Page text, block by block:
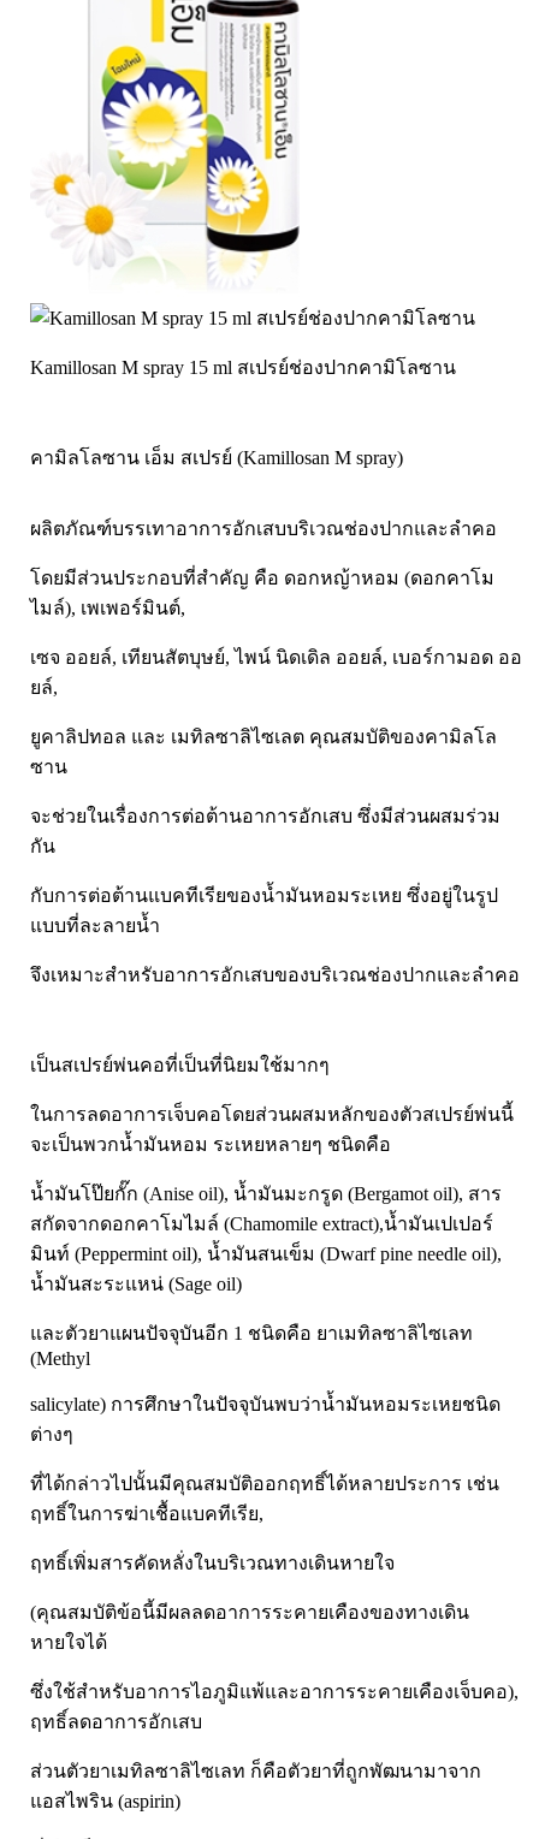
เพื่อสุขภาพ
สายตา
สมอง ความจำ น้ำมันปลา
เส้นผม
Beta Glucan
กล้ามเนื้อ เพาะกาย
สำหรับท่านชาย
จุดซ่อนเร้นผู้หญิง
Nutrakal นูทราแคล
Caltrate Calcium
PHARMA NORD
HARRIS
NEOCA
Organic's Herbs
Laurance ลอเรนซ์
HerBlanc เฮอบลัง
Amsel
Pharmahof
Preme nobu
Eucerin ยูเซอรีน
Hi-balanz
La Roche-Posay
Galderma
Stiefel
แบรนด์ซูปไก่เม็ด
Vpure
Kamillosan M spray 15 ml สเปรย์ช่องปากคามิโลซาน
คามิลโลซาน เอ็ม สเปรย์ (Kamillosan M spray)
ผลิตภัณฑ์บรรเทาอาการอักเสบบริเวณช่องปากและลำคอ
โดยมีส่วนประกอบที่สำคัญ คือ ดอกหญ้าหอม (ดอกคาโม
ไมล์), เพเพอร์มินต์,
เซจ ออยล์, เทียนสัตบุษย์, ไพน์ นิดเดิล ออยล์, เบอร์กามอด ออ
ยล์,
ยูคาลิปทอล และ เมทิลซาลิไซเลต คุณสมบัติของคามิลโล
ซาน
จะช่วยในเรื่องการต่อต้านอาการอักเสบ ซึ่งมีส่วนผสมร่วม
กัน
กับการต่อต้านแบคทีเรียของน้ำมันหอมระเหย ซึ่งอยู่ในรูป
แบบที่ละลายน้ำ
จึงเหมาะสำหรับอาการอักเสบของบริเวณช่องปากและลำคอ
เป็นสเปรย์พ่นคอที่เป็นที่นิยมใช้มากๆ
ในการลดอาการเจ็บคอโดยส่วนผสมหลักของตัวสเปรย์พ่นนี้
จะเป็นพวกน้ำมันหอม ระเหยหลายๆ ชนิดคือ
น้ำมันโป๊ยกั๊ก (Anise oil), น้ำมันมะกรูด (Bergamot oil), สาร
สกัดจากดอกคาโมไมล์ (Chamomile extract),น้ำมันเปเปอร์
มินท์ (Peppermint oil), น้ำมันสนเข็ม (Dwarf pine needle oil),
น้ำมันสะระแหน่ (Sage oil)
และตัวยาแผนปัจจุบันอีก 1 ชนิดคือ ยาเมทิลซาลิไซเลท
(Methyl
salicylate) การศึกษาในปัจจุบันพบว่าน้ำมันหอมระเหยชนิด
ต่างๆ
ที่ได้กล่าวไปนั้นมีคุณสมบัติออกฤทธิ์ได้หลายประการ เช่น
ฤทธิ์ในการฆ่าเชื้อแบคทีเรีย,
ฤทธิ์เพิ่มสารคัดหลั่งในบริเวณทางเดินหายใจ
(คุณสมบัติข้อนี้มีผลลดอาการระคายเคืองของทางเดิน
หายใจได้
ซึ่งใช้สำหรับอาการไอภูมิแพ้และอาการระคายเคืองเจ็บคอ),
ฤทธิ์ลดอาการอักเสบ
ส่วนตัวยาเมทิลซาลิไซเลท ก็คือตัวยาที่ถูกพัฒนามาจาก
แอสไพริน (aspirin)